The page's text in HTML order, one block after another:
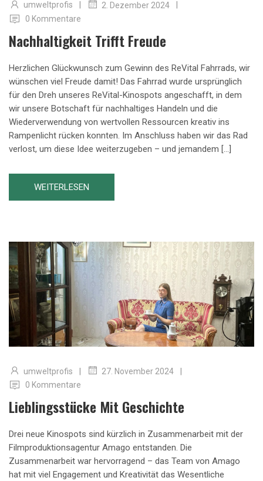
umweltprofis | 2. Dezember 2024 |
0 Kommentare
Nachhaltigkeit Trifft Freude
Herzlichen Glückwunsch zum Gewinn des ReVital Fahrrads, wir
wünschen viel Freude damit! Das Fahrrad wurde ursprünglich
für den Dreh unseres ReVital-Kinospots angeschafft, in dem
wir unsere Botschaft für nachhaltiges Handeln und die
Wiederverwendung von wertvollen Ressourcen kreativ ins
Rampenlicht rücken konnten. Im Anschluss haben wir das Rad
verlost, um diese Idee weiterzugeben – und jemandem […]
WEITERLESEN
umweltprofis | 27. November 2024 |
0 Kommentare
Lieblingsstücke Mit Geschichte
Drei neue Kinospots sind kürzlich in Zusammenarbeit mit der
Filmproduktionsagentur Amago entstanden. Die
Zusammenarbeit war hervorragend – das Team von Amago
hat mit viel Engagement und Kreativität das Wesentliche